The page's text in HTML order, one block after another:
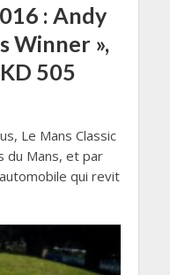
: Andy
Winner »,
505
Le Mans Classic
du Mans, et par
qui revit